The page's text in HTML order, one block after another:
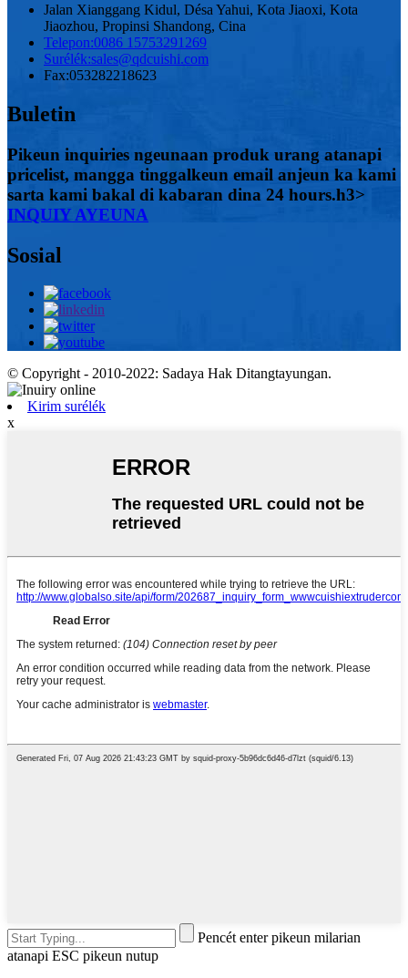
Jalan Xianggang Kidul, Désa Yahui, Kota Jiaoxi, Kota
Jiaozhou, Propinsi Shandong, Cina
Telepon:0086 15753291269
Surélék:sales@qdcuishi.com
Fax:053282218623
Buletin
Pikeun inquiries ngeunaan produk urang atanapi
pricelist, mangga tinggalkeun email anjeun ka kami
sarta kami bakal di kabaran dina 24 hours.h3>
INQUIY AYEUNA
Sosial
© Copyright - 2010-2022: Sadaya Hak Ditangtayungan.
Kirim surélék
x
Pencét enter pikeun milarian
atanapi ESC pikeun nutup